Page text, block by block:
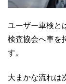
ユーザー車検と
検査協会へ車を
す。
大まかな流れは